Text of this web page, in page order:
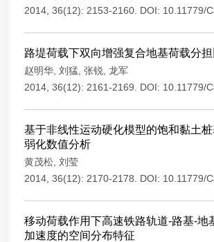
2014, 36(12): 2153-2160. DOI: 10.11779/
路堤荷载下双向增强复合地基荷载分
赵明华 刘猛 张锐 龙军
2014, 36(12): 2161-2169.
DOI: 10.11779/
基于非线性运动硬化模型的饱和黏土
弱化数值分析
黄茂松 刘莹
2014, 36(12): 2170-2178.
DOI: 10.11779/
移动荷载作用下高速铁路轨道-路基-地
加速度的空间分布特征